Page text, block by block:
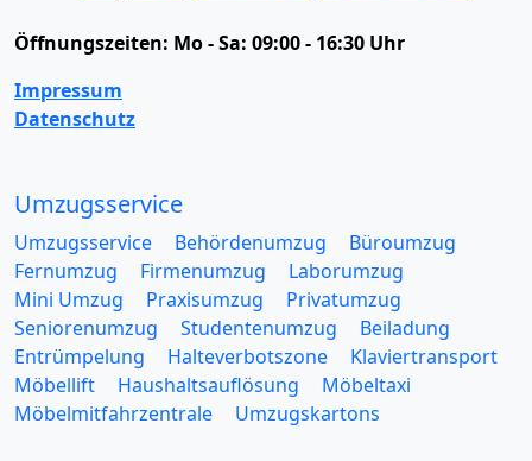
Öffnungszeiten: Mo - Sa: 09:00 - 16:30 Uhr
Impressum
Datenschutz
Umzugsservice
Umzugsservice Behördenumzug
Büroumzug
Fernumzug
Firmenumzug
Laborumzug
Mini Umzug
Praxisumzug
Privatumzug
Seniorenumzug
Studentenumzug
Beiladung
Entrümpelung
Halteverbotszone
Klaviertransport
Möbellift
Haushaltsauflösung
Möbeltaxi
Möbelmitfahrzentrale
Umzugskartons